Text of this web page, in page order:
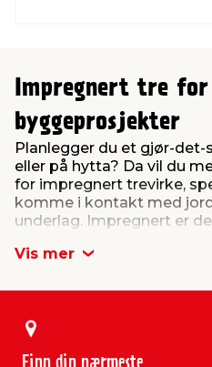
Impregnert tre
byggeprosjekter
Planlegger du et gjør-det-
eller på hytta? Da vil du
for impregnert trevirke,
komme i kontakt med
underlag. Impregnert er
å tåle påkjenningen fra
motsetning til ubehandlet
Hva er
Vis mer